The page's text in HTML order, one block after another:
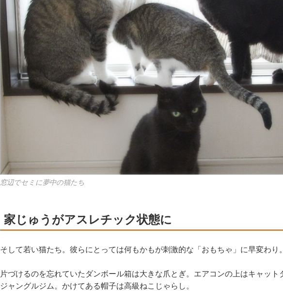
窓辺でセミに夢中の猫たち
家じゅうがアスレチック状態に
そして若い猫たち。彼らにとっては何もかもが刺激的な「おもちゃ」に早変わり
片づけるのを忘れていたダンボール箱は大きな爪とぎ。エアコンの上はキャット
ジャングルジム。かけてある帽子は高級ねこじゃらし。